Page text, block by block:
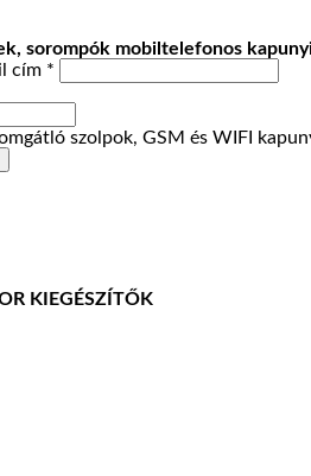
sorompók mobiltelefonos
szolpok, GSM és WIFI
KIEGÉSZÍTŐK
cím *